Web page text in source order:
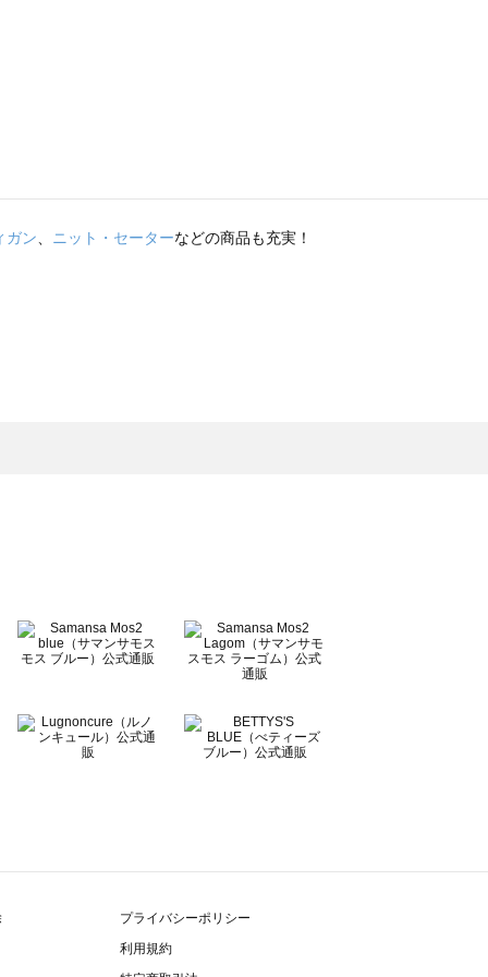
ガン ニット・セーターなどの商品も充実！
プライバシーポリシー
利用規約